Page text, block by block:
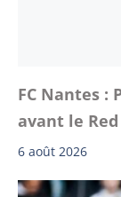
FC Nantes :
avant le
6 août 2026